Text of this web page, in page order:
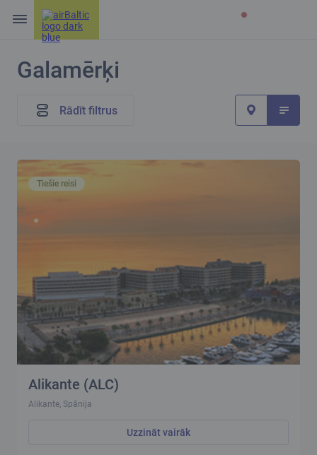
Galamērķi
Rādīt filtrus
Tiešie reisi
Alikante (ALC)
Alikante, Spānija
Uzzināt vairāk